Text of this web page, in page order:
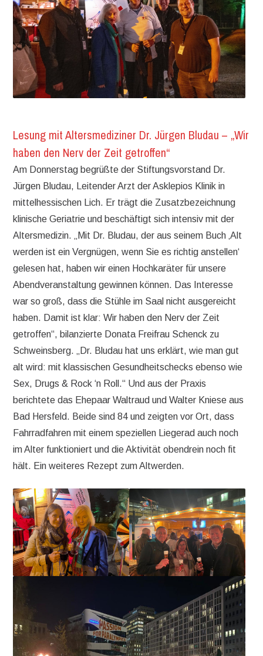
Lesung mit Altersmediziner Dr. Jürgen Bludau – „Wir
haben den Nerv der Zeit getroffen“
Am Donnerstag begrüßte der Stiftungsvorstand Dr.
Jürgen Bludau, Leitender Arzt der Asklepios Klinik in
mittelhessischen Lich. Er trägt die Zusatzbezeichnung
klinische Geriatrie und beschäftigt sich intensiv mit der
Altersmedizin. „Mit Dr. Bludau, der aus seinem Buch ‚Alt
werden ist ein Vergnügen, wenn Sie es richtig anstellen‘
gelesen hat, haben wir einen Hochkaräter für unsere
Abendveranstaltung gewinnen können. Das Interesse
war so groß, dass die Stühle im Saal nicht ausgereicht
haben. Damit ist klar: Wir haben den Nerv der Zeit
getroffen“, bilanzierte Donata Freifrau Schenck zu
Schweinsberg. „Dr. Bludau hat uns erklärt, wie man gut
alt wird: mit klassischen Gesundheitschecks ebenso wie
Sex, Drugs & Rock ‘n Roll.“ Und aus der Praxis
berichtete das Ehepaar Waltraud und Walter Kniese aus
Bad Hersfeld. Beide sind 84 und zeigten vor Ort, dass
Fahrradfahren mit einem speziellen Liegerad auch noch
im Alter funktioniert und die Aktivität obendrein noch fit
hält. Ein weiteres Rezept zum Altwerden.